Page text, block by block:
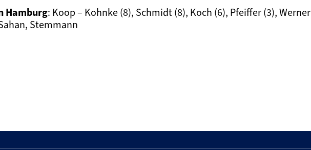
Hamburg: Koop – Kohnke (8), Schmidt (8), Koch (6), Pfeiffer (3), Werner
Stemmann